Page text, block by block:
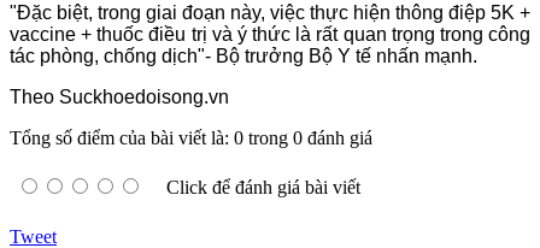
"Đặc biệt, trong giai đoạn này, việc thực hiện thông điệp 5K +
vaccine + thuốc điều trị và ý thức là rất quan trọng trong công
tác phòng, chống dịch"- Bộ trưởng Bộ Y tế nhấn mạnh.
Theo Suckhoedoisong.vn
Tổng số điểm của bài viết là: 0 trong 0 đánh giá
Click để đánh giá bài viết
Tweet